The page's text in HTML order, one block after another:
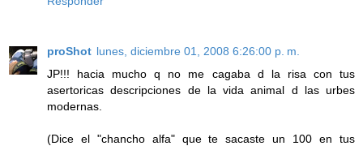
proShot lunes, diciembre 01, 2008 6:26:00 p. m.
JP!!! hacia mucho q no me cagaba d la risa con tus
asertoricas descripciones de la vida animal d las urbes
modernas.
(Dice el "chancho alfa" que te sacaste un 100 en tus